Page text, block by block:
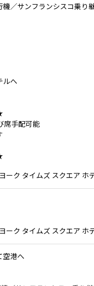
／サンフランシスコ乗り
ルへ
席手配可能
ーク タイムズ スクエア ホ
ーク タイムズ スクエア ホ
空港へ